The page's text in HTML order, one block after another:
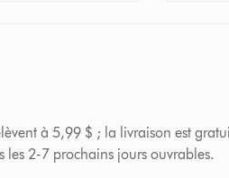
à 5,99 $ ; la livraison est
les 2-7 prochains jours ouvrables.